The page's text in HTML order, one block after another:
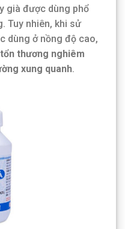
già được dùng phổ
Tuy nhiên, khi sử
dùng ở nồng độ cao,
thương nghiêm
xung quanh.